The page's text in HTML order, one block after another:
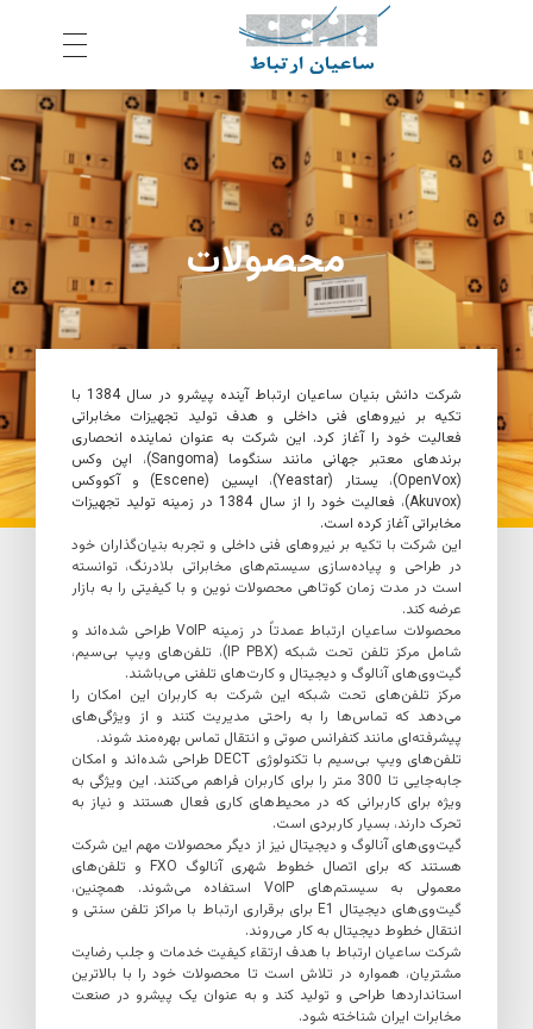
ش
رکت ساعیان ارتباط آینده پیشرو یکپارچگی و امنیت در ارتباط
محصولات
شرکت دانش بنیان ساعیان ارتباط آینده پیشرو
در سال 1384 با
تکیه بر نیروهای فنی داخلی و هدف تولید تجهیزات مخابراتی
فعالیت خود را آغاز کرد. این شرکت به عنوان نماینده انحصاری
برندهای معتبر جهانی مانند سنگوما (Sangoma)، اپن وکس
(
OpenVox)، یستار (Yeastar
)، ایسین (Escene) و آکووکس
(
Akuvox
)، فعالیت خود را از سال 1384 در زمینه تولید تجهیزات
مخابراتی آغاز کرده است.
این شرکت با تکیه بر نیروهای فنی داخلی و تجربه بنیان‌گذاران خود
در طراحی و پیاده‌سازی سیستم‌های مخابراتی بلادرنگ، توانسته
است در مدت زمان کوتاهی محصولات نوین و با کیفیتی را به بازار
عرضه کند.
محصولات ساعیان ارتباط عمدتاً در زمینه VoIP طراحی شده‌اند و
شامل مرکز تلفن تحت شبکه (IP PBX)، تلفن‌های ویپ بی‌سیم،
گیت‌وی‌های آنالوگ و دیجیتال و کارت‌های تلفنی می‌باشند.
مرکز تلفن‌های تحت شبکه این شرکت به کاربران این امکان را
می‌دهد که تماس‌ها را به راحتی مدیریت کنند و از ویژگی‌های
پیشرفته‌ای مانند کنفرانس صوتی و انتقال تماس بهره‌مند شوند.
تلفن‌های ویپ بی‌سیم با تکنولوژی DECT طراحی شده‌اند و امکان
جابه‌جایی تا 300 متر را برای کاربران فراهم می‌کنند. این ویژگی به
ویژه برای کاربرانی که در محیط‌های کاری فعال هستند و نیاز به
تحرک دارند، بسیار کاربردی است.
گیت‌وی‌های آنالوگ و دیجیتال نیز از دیگر محصولات مهم این شرکت
هستند که برای اتصال خطوط شهری آنالوگ FXO و تلفن‌های
معمولی به سیستم‌های VoIP استفاده می‌شوند. همچنین،
گیت‌وی‌های دیجیتال E1 برای برقراری ارتباط با مراکز تلفن سنتی و
انتقال خطوط دیجیتال به کار می‌روند.
شرکت ساعیان ارتباط با هدف ارتقاء کیفیت خدمات و جلب رضایت
مشتریان، همواره در تلاش است تا محصولات خود را با بالاترین
استانداردها طراحی و تولید کند و به عنوان یک پیشرو در صنعت
مخابرات ایران شناخته شود.